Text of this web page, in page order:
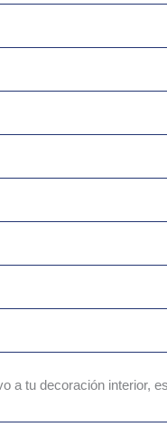
a tu decoración interior,